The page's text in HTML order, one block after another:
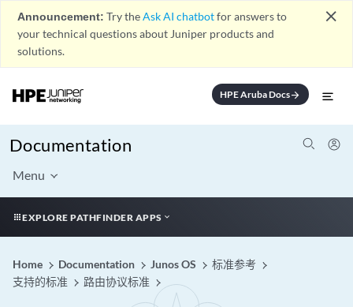
Announcement: Try theAsk AI chatbotfor answers to
your technical questions about Juniper products and
solutions.
close
HPE Aruba Docsarrow_forward
Documentation
Menu
EXPLORE PATHFINDER APPS
Home Documentation Junos OS
标准参考
支持的标准
路由协议标准